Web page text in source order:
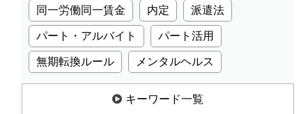
同一労働同一賃金 内定 派遣法
パート・アルバイト パート活用
無期転換ルール メンタルヘルス
キーワード一覧